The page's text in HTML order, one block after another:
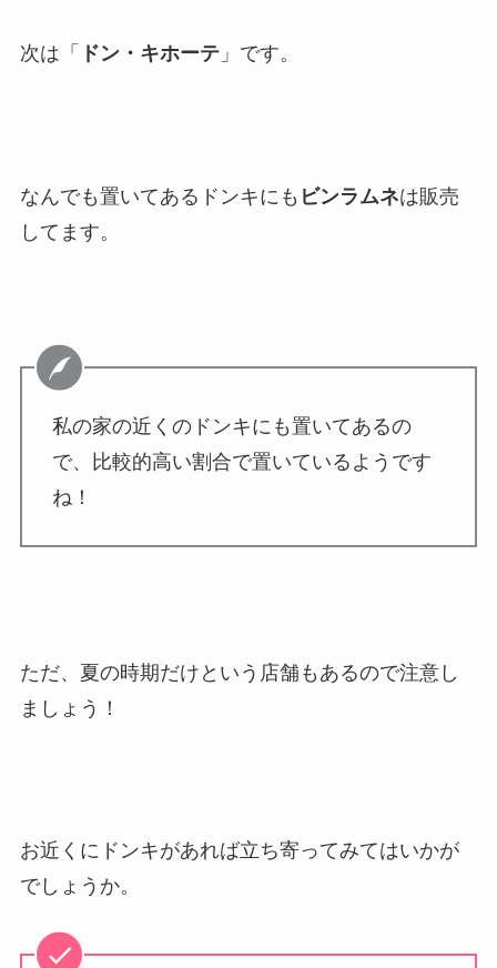
次は「 ドン・キホーテ」です。
なんでも置いてあるドンキにも ビンラムネは販売
してます。
私の家の近くのドンキにも置いてあるの
で、比較的高い割合で置いているようです
ね！
ただ、夏の時期だけという店舗もあるので注意し
ましょう！
お近くにドンキがあれば立ち寄ってみてはいかが
でしょうか。